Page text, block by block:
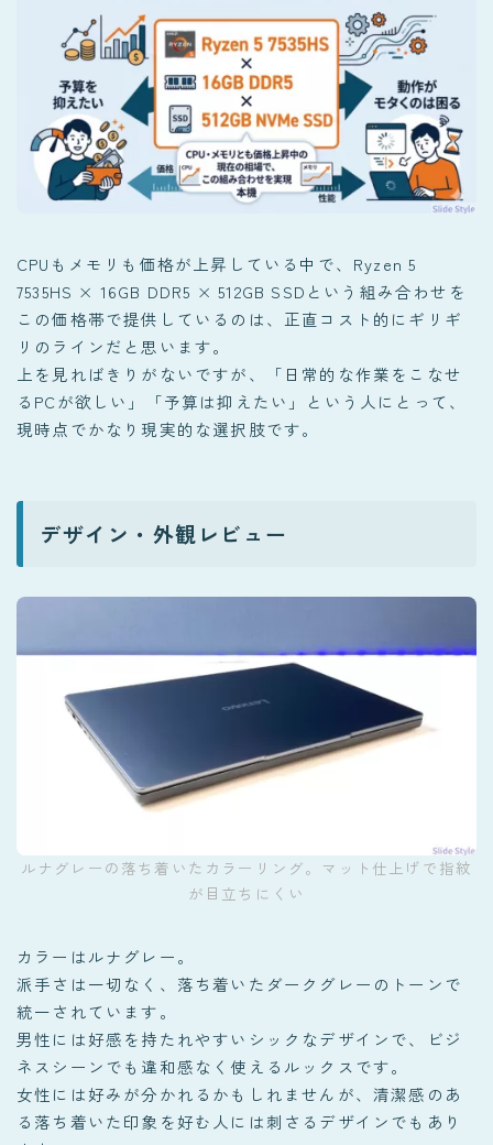
CPUもメモリも価格が上昇している中で、Ryzen 5
7535HS × 16GB DDR5 × 512GB SSDという組み合わせを
この価格帯で提供しているのは、正直コスト的にギリギ
リのラインだと思います。
上を見ればきりがないですが、「日常的な作業をこなせ
るPCが欲しい」「予算は抑えたい」という人にとって、
現時点でかなり現実的な選択肢です。
デザイン・外観レビュー
ルナグレーの落ち着いたカラーリング。マット仕上げで指紋
が目立ちにくい
カラーはルナグレー。
派手さは一切なく、落ち着いたダークグレーのトーンで
統一されています。
男性には好感を持たれやすいシックなデザインで、ビジ
ネスシーンでも違和感なく使えるルックスです。
女性には好みが分かれるかもしれませんが、清潔感のあ
る落ち着いた印象を好む人には刺さるデザインでもあり